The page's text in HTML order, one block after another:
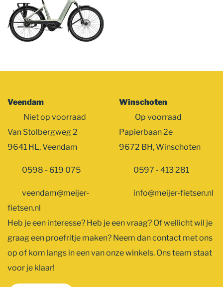
Veendam
Niet op voorraad
Van Stolbergweg 2
9641 HL, Veendam
0598 - 619 075
veendam@meijer-
fietsen.nl
Winschoten
Op voorraad
Papierbaan 2e
9672 BH, Winschoten
0597 - 413 281
info@meijer-fietsen.nl
Heb je een interesse? Heb je een vraag? Of wellicht wil je
graag een proefritje maken? Neem dan contact met ons
op of kom langs in een van onze winkels. Ons team staat
voor je klaar!